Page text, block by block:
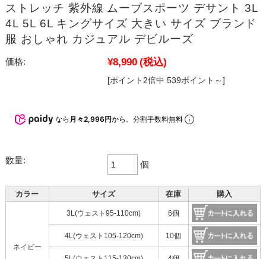
ストレッチ 紫外線 ムーブスポーツ デサント 3L
4L 5L 6L キングサイズ 大きい サイズ ブランド
服 おしゃれ カジュアル デビルーズ
価格: ¥8,990 (税込)
[ポイント2倍中 539ポイント～]
なら 月々2,996円から。分割手数料無料
数量: 個
カラー サイズ 在庫 購入
ネイビー
3L(ウェスト95-110cm) 6個
4L(ウェスト105-120cm) 10個